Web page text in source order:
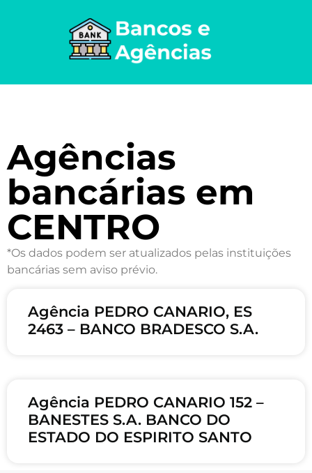
Agências
bancárias em
CENTRO
*Os dados podem ser atualizados pelas instituições
bancárias sem aviso prévio.
Agência PEDRO CANARIO, ES
2463 – BANCO BRADESCO S.A.
Agência PEDRO CANARIO 152 –
BANESTES S.A. BANCO DO
ESTADO DO ESPIRITO SANTO